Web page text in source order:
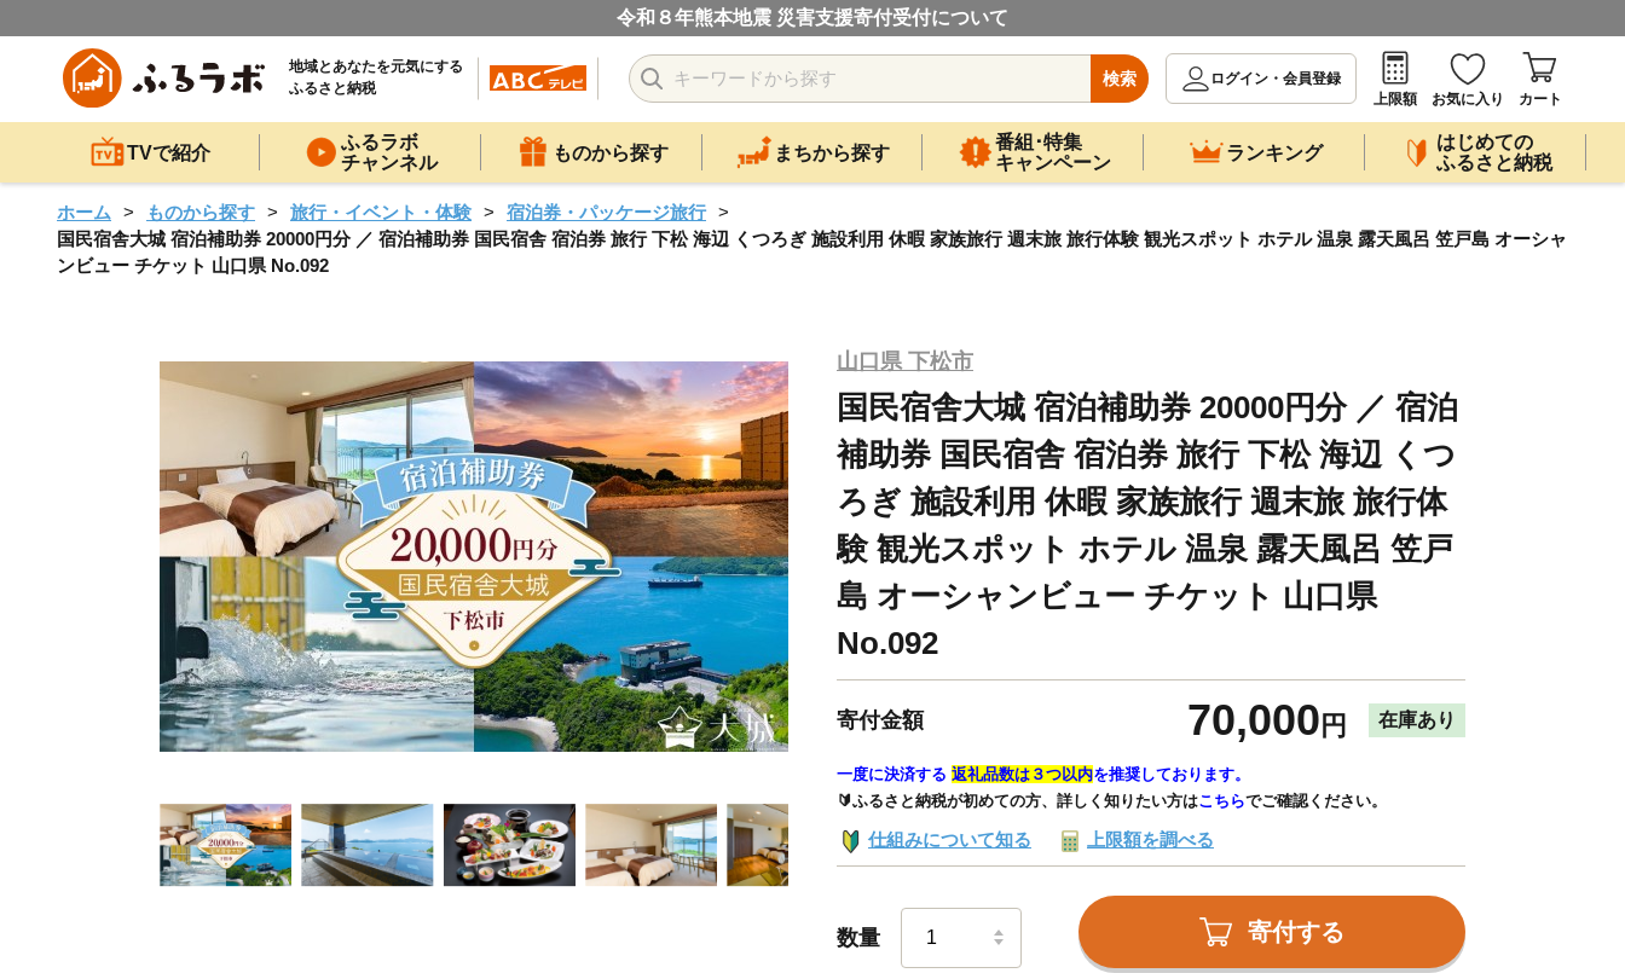
令和８年熊本地震 災害支援寄付受付について
地域とあなたを元気にする
ふるさと納税
検索
ログイン・会員登録
上限額
お気に入り カート
TVで紹介
ふるラボ
チャンネル
ものから探す まちから探す
番組･特集
キャンペーン
ランキング
はじめての
ふるさと納税
ホーム ものから探す 旅行・イベント・体験
宿泊券・パッケージ旅行
国民宿舎大城 宿泊補助券 20000円分 ／ 宿泊補助券 国民宿舎 宿泊券 旅行 下松 海辺 くつろぎ 施設利用 休暇 家族旅行 週末旅 旅行体験 観光スポット ホテル 温泉 露天風呂 笠戸島 オーシャ
ンビュー チケット 山口県 No.092
山口県 下松市
国民宿舎大城 宿泊補助券 20000円分 ／ 宿泊
補助券 国民宿舎 宿泊券 旅行 下松 海辺 くつ
ろぎ 施設利用 休暇 家族旅行 週末旅 旅行体
験 観光スポット ホテル 温泉 露天風呂 笠戸
島 オーシャンビュー チケット 山口県
No.092
寄付金額 70,000 円 在庫あり
一度に決済する 返礼品数は３つ以内を推奨しております。
🔰ふるさと納税が初めての方、詳しく知りたい方はこちらでご確認ください。
仕組みについて知る 上限額を調べる
数量 寄付する